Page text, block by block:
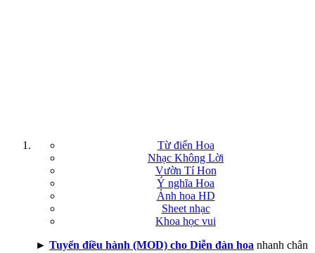
Từ điển Hoa
Nhạc Không Lời
Vườn Tí Hon
Ý nghĩa Hoa
Ảnh hoa HD
Sheet nhạc
Khoa học vui
► Tuyển điều hành (MOD) cho Diễn đàn hoa nhanh chân